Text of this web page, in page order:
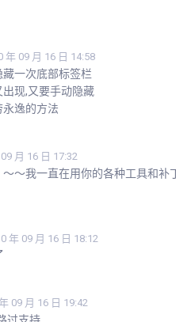
年 09 月 16 日 14:58
一次底部标签栏
现,又要手动隐藏
逸的方法
月 16 日 17:32
～我一直在用你的各种工具和
年 09 月 16 日 18:12
09 月 16 日 19:42